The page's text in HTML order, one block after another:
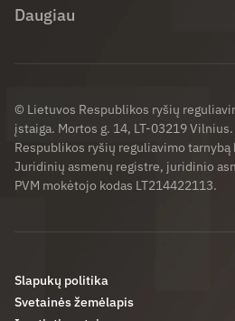
Daugiau
© Lietuvos Respublikos ryšių
įstaiga. Mortos g. 14, LT-03219
Respublikos ryšių reguliavimo tarnybą
Juridinių asmenų registre, juridinio
PVM mokėtojo kodas LT214422113.
Slapukų politika
Svetainės žemėlapis